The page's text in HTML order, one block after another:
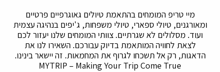
מיי טריפ המומחים בהתאמת טיולים גאוגרפיים פרטיים
ומאורגנים, טיולי ספארי, טיולי משפחות, ג'יפים בנהיגה עצמית
ועוד. מסלולים לא שגרתיים. צוותי המומחים שלנו יעזור לכם
לצאת לחוויה המותאמת בדיוק עבורכם. השאירו לנו את
הדאגות, רק אל תשכחו לגרוף את המחמאות. זה יישאר בינינו.
MYTRIP – Making Your Trip Come True